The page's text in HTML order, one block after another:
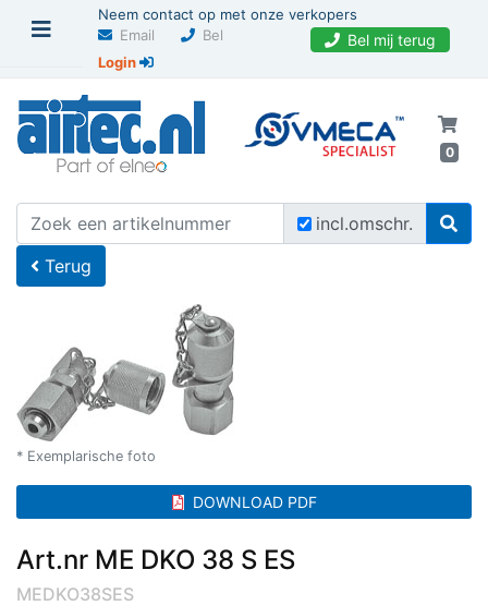
Neem contact op met onze verkopers
Email
Bel Bel mij terug
Login
0
incl.omschr.
U bevindt zich hier Home
Terug
* Exemplarische foto
DOWNLOAD PDF
Art.nr ME DKO 38 S ES
MEDKO38SES